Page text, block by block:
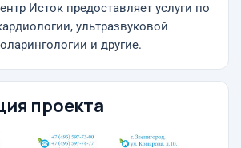
Исток предоставляет услуги по
ультразвуковой
и другие.
проекта